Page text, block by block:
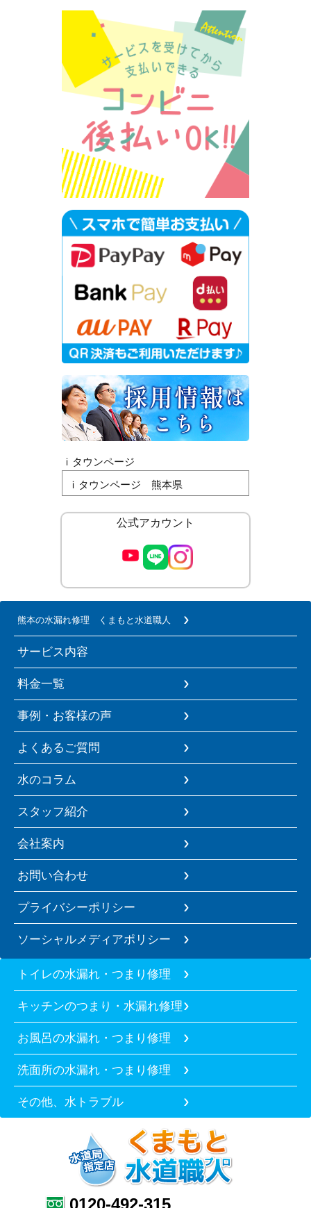
ｉタウンページ
ｉタウンページ 熊本県
公式アカウント
熊本の水漏れ修理 くまもと水道職人
サービス内容
料金一覧
事例・お客様の声
よくあるご質問
水のコラム
スタッフ紹介
会社案内
お問い合わせ
プライバシーポリシー
ソーシャルメディアポリシー
トイレの水漏れ・つまり修理
キッチンのつまり・水漏れ修理
お風呂の水漏れ・つまり修理
洗面所の水漏れ・つまり修理
その他、水トラブル
0120-492-315